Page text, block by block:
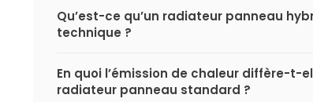
Qu’est-ce qu’un radiateur panneau
technique ?
En quoi l’émission de chaleur diffère-t-
radiateur panneau standard ?